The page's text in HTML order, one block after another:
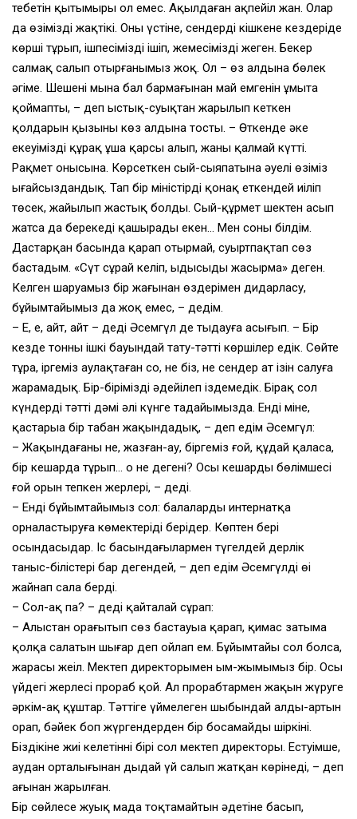
тебетін қытымырың ол емес. Аңқылдаған ақпейіл жан. Олар
да өзіміздің жақтікі. Оның үстіне, сендердің кішкене кездеріңде
көрші тұрып, ішпесімізді ішіп, жемесімізді жеген. Бекер
салмақ салып отырғанымыз жоқ. Ол – өз алдына бөлек
әңгіме. Шешеңнің мына бал бармағынан май емгенін ұмыта
қоймапты, – деп ыстық-суықтан жарылып кеткен
қолдарын қызының көз алдына тосты. – Өткенде әкең
екеуімізді құрақ ұша қарсы алып, жаны қалмай күтті.
Рақмет онысына. Көрсеткен сый-сыяпатына әуелі өзіміз
ыңғайсыздандық. Тап бір міністірді қонақ еткендей иіліп
төсек, жайылып жастық болды. Сый-құрмет шектен асып
жатса да берекеңді қашырады екен… Мен соны білдім.
Дастарқан басында қарап отырмай, суыртпақтап сөз
бастадым. «Сүт сұрай келіп, ыдысыңды жасырма» деген.
Келген шаруамыз бір жағынан өздеріңмен дидарласу,
бұйымтайымыз да жоқ емес, – дедім.
– Е, е, айт, айт – деді Әсемгүл де тыңдауға асығып. – Бір
кезде тонның ішкі бауындай тату-тәтті көршілер едік. Сөйте
тұра, іргеміз аулақтаған соң, не біз, не сендер ат ізін салуға
жарамадық. Бір-бірімізді әдейілеп іздемедік. Бірақ сол
күндердің тәтті дәмі әлі күнге таңдайымызда. Енді міне,
қастарыңа бір табан жақындадық, – деп едім Әсемгүл:
– Жақындағаның не, жазған-ау, біргеміз ғой, құдай қаласа,
бір кеңшарда тұрып… о не дегенің? Осы кеңшардың бөлімшесі
ғой орын тепкен жерлерің, – деді.
– Енді бұйымтайымыз сол: балаларды интернатқа
орналастыруға көмектеріңді беріңдер. Көптен бері
осындасыңдар. Іс басындағылармен түгелдей дерлік
таныс-білістерің бар дегендей, – деп едім Әсемгүлдің өңі
жайнап сала берді.
– Сол-ақ па? – деді қайталай сұрап:
– Алыстан орағытып сөз бастауыңа қарап, қимас затыма
қолқа салатын шығар деп ойлап ем. Бұйымтайың сол болса,
жарасы жеңіл. Мектеп директорымен ым-жымымыз бір. Осы
үйдегі жерлесің прораб қой. Ал прорабтармен жақын жүруге
әркім-ақ құштар. Тәттіге үймелеген шыбындай алды-артын
орап, бәйек боп жүргендерден бір босамайды шіркінің.
Біздікіне жиі келетіннің бірі сол мектеп директоры. Естуімше,
аудан орталығынан дыңдай үй салып жатқан көрінеді, – деп
ағынан жарылған.
Бір сөйлесе жуық маңда тоқтамайтын әдетіне басып,